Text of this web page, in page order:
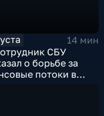
14 мин
СБУ
о борьбе за
потоки в